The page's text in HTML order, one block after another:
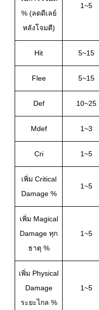
% (ลดดีเลย์
หลังโจมตี)
1~5
Hit 5~15
Flee 5~15
Def 10~25
Mdef 1~3
Cri 1~5
เพิ่ม Critical
Damage %
1~5
เพิ่ม Magical
Damage ทุก
ธาตุ %
1~5
เพิ่ม Physical
Damage
ระยะไกล %
1~5